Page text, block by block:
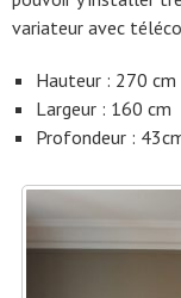
variateur avec
Hauteur : 270 cm
Largeur : 160 cm
Profondeur :